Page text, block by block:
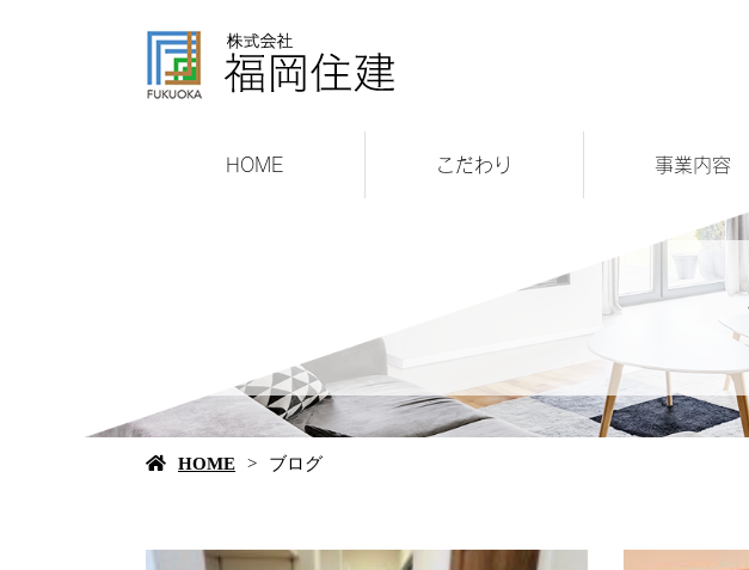
HOME こだわり 事業内容
HOME ブログ